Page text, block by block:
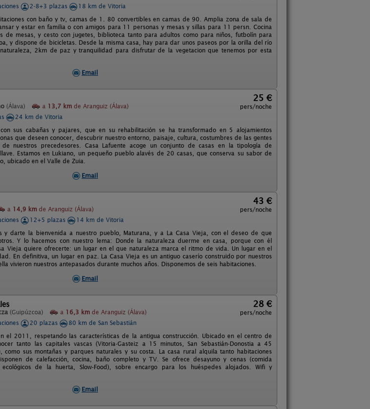
2-8+3 plazas
18 km de Vitoria
con baño y tv, camas de 1. 80 convertibles en camas de 90. Amplia zona de sala de
y estar en familia o con amigos para 11 personas y mesas y sillas para 11 persn. Cocina
de mesas, y cesto con jugetes, biblioteca tanto para adultos como para niños, futbolín para
y dispone de bicicletas. Desde la misma casa, hay para dar unos paseos por la orilla del río
2km de paz y tranquilidad para disfrutar de la vegetacion que tenemos por esta
Email
(Álava) a 13,7 km de Aranguiz (Álava)
25 €
pers/noche
24 km de Vitoria
sus cabañas y pajares, que en su rehabilitación se ha transformado en 5 alojamientos
que deseen conocer, descubrir nuestro entorno, paisaje, cultura, costumbres de las gentes
nuestros precedesores. Casa Lafuente acoge un conjunto de casas en la tipología de
Estamos en Lukiano, un pequeño pueblo alavés de 20 casas, que conserva su sabor de
ubicado en el Valle de Zuia.
Email
a 14,9 km de Aranguiz (Álava)
43 €
pers/noche
12+5 plazas
14 km de Vitoria
y darte la bienvenida a nuestro pueblo, Maturana, y a La Casa Vieja, con el deseo de que
Y lo hacemos con nuestro lema: Donde la naturaleza duerme en casa, porque con él
Vieja quiere ofrecerte: un lugar en el que naturaleza marca el ritmo de vida. Un lugar en el
En definitiva, un lugar en paz. La Casa Vieja es un antiguo caserío construido por nuestros
vivieron nuestros antepasados durante muchos años. Disponemos de seis habitaciones.
Email
(Guipúzcoa) a 16,3 km de Aranguiz (Álava)
28 €
pers/noche
20 plazas
80 km de San Sebastián
el 2011, respetando las características de la antigua construcción. Ubicado en el centro de
tanto las capitales vascas (Vitoria-Gasteiz a 15 minutos, San Sebastián-Donostia a 45
como sus montañas y parques naturales y su costa. La casa rural alquila tanto habitaciones
de calefacción, cocina, baño completo y TV. Se ofrece desayuno y cenas (comida
de la huerta, Slow-Food), sobre encargo para los huéspedes alojados. Wifi y
Email